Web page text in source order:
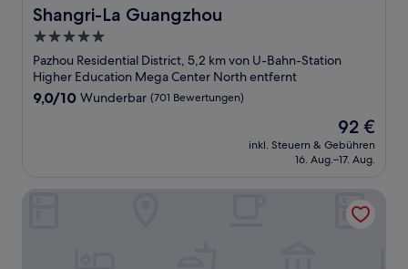
Shangri-La Guangzhou
Shangri-La Guangzhou
5.0-
Sterne-
Unterkunft
Pazhou Residential District, 5,2 km von U-Bahn-Station
Higher Education Mega Center North entfernt
9.0
9,0/10 Wunderbar (701 Bewertungen)
Der
Preis
beträgt
92 €
inkl. Steuern & Gebühren
16. Aug.–17. Aug.